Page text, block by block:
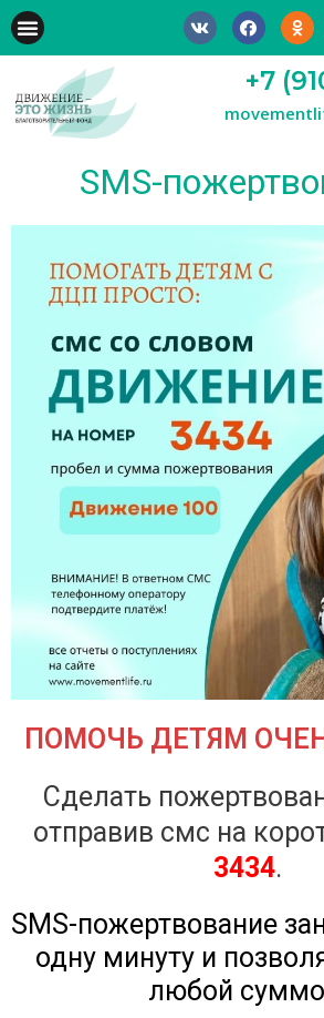
+7
SMS-
ПОМОЧЬ ДЕТЯМ
Сделать
отправив смс на
3434.
SMS-пожертвование
одну минуту и
любой